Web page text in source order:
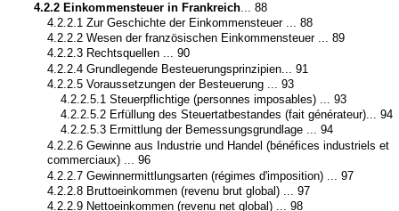
4.2.2 Einkommensteuer in Frankreich... 88
4.2.2.1 Zur Geschichte der Einkommensteuer ... 88
4.2.2.2 Wesen der französischen Einkommensteuer ... 89
4.2.2.3 Rechtsquellen ... 90
4.2.2.4 Grundlegende Besteuerungsprinzipien... 91
4.2.2.5 Voraussetzungen der Besteuerung ... 93
4.2.2.5.1 Steuerpflichtige (personnes imposables) ... 93
4.2.2.5.2 Erfüllung des Steuertatbestandes (fait générateur)... 94
4.2.2.5.3 Ermittlung der Bemessungsgrundlage ... 94
4.2.2.6 Gewinne aus Industrie und Handel (bénéfices industriels et
commerciaux) ... 96
4.2.2.7 Gewinnermittlungsarten (régimes d'imposition) ... 97
4.2.2.8 Bruttoeinkommen (revenu brut global) ... 97
4.2.2.9 Nettoeinkommen (revenu net global) ... 98